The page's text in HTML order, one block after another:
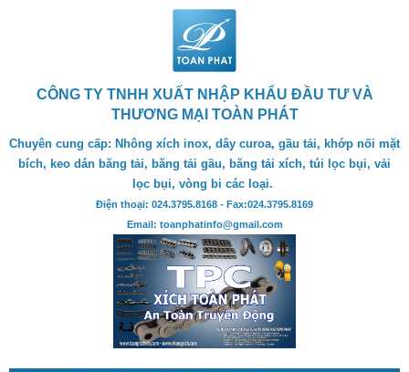
CÔNG TY TNHH XUẤT NHẬP KHẨU ĐẦU TƯ VÀ
THƯƠNG MẠI TOÀN PHÁT
Chuyên cung cấp: Nhông xích inox, dây curoa, gầu tải, khớp nối mặt
bích, keo dán băng tải, băng tải gầu, băng tải xích, túi lọc bụi, vải
lọc bụi, vòng bi các loại.
Điện thoại: 024.3795.8168 - Fax:024.3795.8169
Email: toanphatinfo@gmail.com